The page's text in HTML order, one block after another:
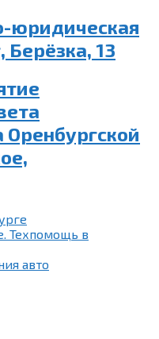
юридическая
13
Оренбургской
Техпомощь в
авто